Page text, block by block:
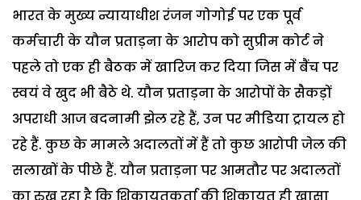
भारत के मुख्य न्यायाधीश रंजन गोगोई पर एक पूर्व
कर्मचारी के यौन प्रताड़ना के आरोप को सुप्रीम कोर्ट ने
पहले तो एक ही बैठक में खारिज कर दिया जिस में बैंच पर
स्वयं वे खुद भी बैठे थे. यौन प्रताड़ना के आरोपों के सैकड़ों
अपराधी आज बदनामी झेल रहे हैं, उन पर मीडिया ट्रायल हो
रहे हैं. कुछ के मामले अदालतों में हैं तो कुछ आरोपी जेल की
सलाखों के पीछे हैं. यौन प्रताड़ना पर आमतौर पर अदालतों
का रुख रहा है कि शिकायतकर्ता की शिकायत ही खासा